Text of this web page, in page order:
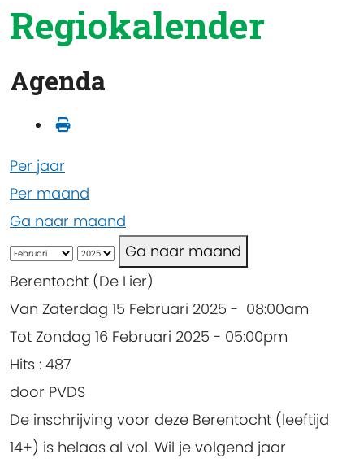
Regiokalender
Agenda
Per jaar
Per maand
Ga naar maand
Ga naar maand
Berentocht (De Lier)
Van Zaterdag 15 Februari 2025 - 08:00am
Tot Zondag 16 Februari 2025 - 05:00pm
Hits : 487
door PVDS
De inschrijving voor deze Berentocht (leeftijd
14+) is helaas al vol. Wil je volgend jaar